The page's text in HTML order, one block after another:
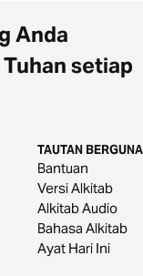
Anda
setiap
TAUTAN BERGUNA
Bantuan
Versi Alkitab
Alkitab Audio
Bahasa Alkitab
Ayat Hari Ini